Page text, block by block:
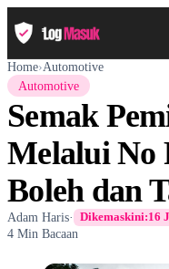
Home›Automotive
Automotive
Semak
Melalui No
Boleh dan
Adam Haris· Dikemaskini:16
4 Min Bacaan